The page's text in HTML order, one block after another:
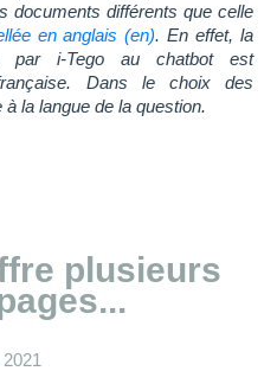
documents différents que celle
en anglais
. En effet, la
par i-Tego au chatbot est
Dans le choix des
la langue de la question.
plusieurs